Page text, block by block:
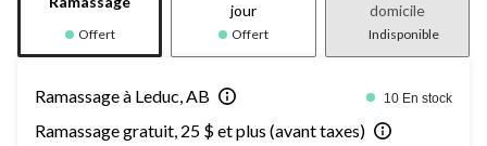
Offert
jour
Offert
domicile
Indisponible
Ramassage à Leduc, AB 10 En stock
Ramassage gratuit, 25 $ et plus (avant taxes)